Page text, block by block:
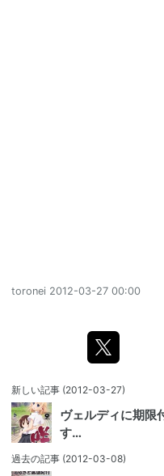
toronei 2012-03-27 00:00
新しい記事 (2012-03-27)
ヴェルディに期限
す…
過去の記事 (2012-03-08)